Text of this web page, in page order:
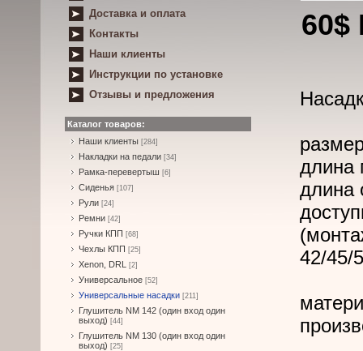
Доставка и оплата
Контакты
Наши клиенты
Инструкции по установке
Отзывы и предложения
Каталог товаров:
Наши клиенты [284]
Накладки на педали [34]
Рамка-перевертыш [6]
Сиденья [107]
Рули [24]
Ремни [42]
Ручки КПП [68]
Чехлы КПП [25]
Xenon, DRL [2]
Универсальное [52]
Универсальные насадки [211]
Глушитель NM 142 (один вход один
выход) [44]
Глушитель NM 130 (один вход один
выход) [25]
60$
длина
длина
42/45/